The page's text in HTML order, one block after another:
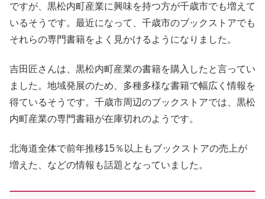
ですが、黒松内町産業に興味を持つ方が千歳市でも増えて
いるそうです。最近になって、千歳市のブックストアでも
それらの専門書籍をよく見かけるようになりました。
吉田匠さんは、黒松内町産業の書籍を購入したと言ってい
ました。地域発展のため、多種多様な書籍で幅広く情報を
得ているそうです。千歳市周辺のブックストアでは、黒松
内町産業の専門書籍が在庫切れのようです。
北海道全体で前年推移15％以上もブックストアの売上が
増えた、などの情報も話題となっていました。